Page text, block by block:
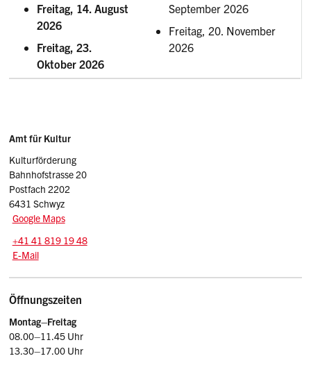
Freitag, 14. August
2026
Freitag, 23.
Oktober 2026
September 2026
Freitag, 20. November
2026
Sidebar
Adresse
Amt für Kultur
Kulturförderung
Bahnhofstrasse 20
Postfach 2202
6431 Schwyz
Google Maps
Tel.:
+41 41 819 19 48
E-Mail: kulturfoerderung.afk
E-Mail
Öffnungszeiten
Montag–Freitag
08.00–11.45 Uhr
13.30–17.00 Uhr